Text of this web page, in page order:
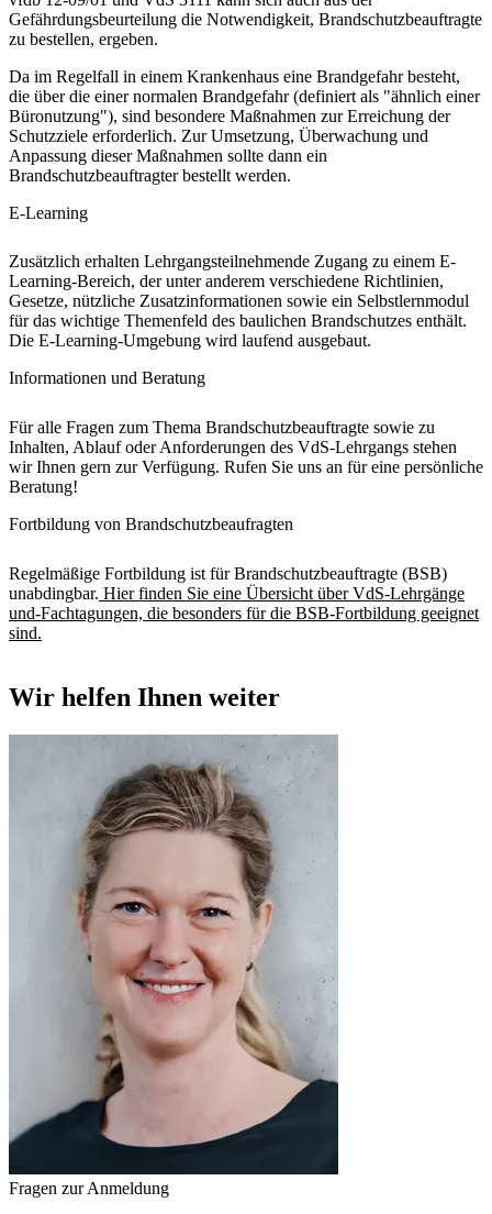
Gefährdungsbeurteilung die Notwendigkeit, Brandschutzbeauftragte
zu bestellen, ergeben.
Da im Regelfall in einem Krankenhaus eine Brandgefahr be­steht,
die über die einer normalen Brandgefahr (definiert als "ähnlich einer
Büronutzung"), sind besondere Maßnahmen zur Erreichung der
Schutzziele erforderlich. Zur Um­setzung, Überwachung und
Anpassung dieser Maßnahmen sollte dann ein
Brandschutzbeauftragter bestellt werden.
E-Learning
Zusätzlich erhalten Lehrgangsteilnehmende Zugang zu einem E-
Learning-Bereich, der unter anderem verschiedene Richtlinien,
Gesetze, nützliche Zusatzinformationen sowie ein Selbstlernmodul
für das wichtige Themenfeld des baulichen Brandschutzes enthält.
Die E-Learning-Umgebung wird laufend ausgebaut.
Informationen und Beratung
Für alle Fragen zum Thema Brandschutzbeauftragte sowie zu
Inhalten, Ablauf oder Anforderungen des VdS-Lehrgangs stehen
wir Ihnen gern zur Verfügung. Rufen Sie uns an für eine persönliche
Beratung!
Fortbildung von Brandschutzbeaufragten
Regelmäßige Fortbildung ist für Brandschutzbeauftragte (BSB)
unabdingbar. Hier finden Sie eine Übersicht über VdS-Lehrgänge
und-Fachtagungen, die besonders für die BSB-Fortbildung geeignet
sind.
Wir helfen Ihnen weiter
Fragen zur Anmeldung